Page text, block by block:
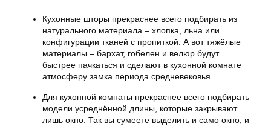
Кухонные шторы прекраснее всего подбирать из
натурального материала – хлопка, льна или
конфигурации тканей с пропиткой. А вот тяжёлые
материалы – бархат, гобелен и велюр будут
быстрее пачкаться и сделают в кухонной комнате
атмосферу замка периода средневековья
Для кухонной комнаты прекраснее всего подбирать
модели усреднённой длины, которые закрывают
лишь окно. Так вы сумеете выделить и само окно, и